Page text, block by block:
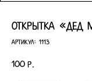
открытка «Дед
Артикул: 1113
100 р.